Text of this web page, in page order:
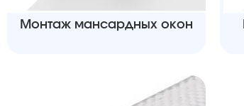
Монтаж мансардных окон